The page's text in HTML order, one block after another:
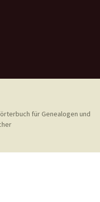
für Genealogen und